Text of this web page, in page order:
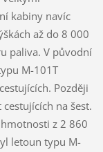
kabiny navíc
až do 8 000
paliva. V původní
M-101T
Později
na šest.
z 2 860
letoun typu M-